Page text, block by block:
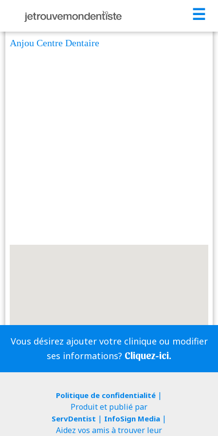
☰
Anjou Centre Dentaire
Vous désirez ajouter votre clinique ou modifier
ses informations? Cliquez-ici.
Politique de confidentialité|
Produit et publié par
ServDentist | InfoSign Media|
Aidez vos amis à trouver leur